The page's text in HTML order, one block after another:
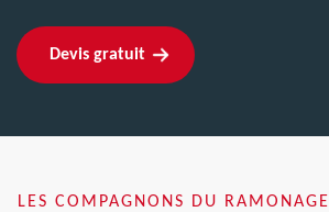
Devis gratuit
LES COMPAGNONS DU RAMONAGE